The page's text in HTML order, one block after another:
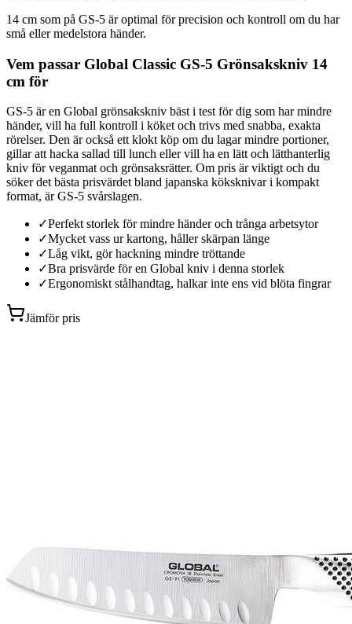
14 cm som på GS-5 är optimal för precision och kontroll om du har
små eller medelstora händer.
Vem passar Global Classic GS-5 Grönsakskniv 14
cm för
GS-5 är en Global grönsakskniv bäst i test för dig som har mindre
händer, vill ha full kontroll i köket och trivs med snabba, exakta
rörelser. Den är också ett klokt köp om du lagar mindre portioner,
gillar att hacka sallad till lunch eller vill ha en lätt och lätthanterlig
kniv för veganmat och grönsaksrätter. Om pris är viktigt och du
söker det bästa prisvärdet bland japanska köksknivar i kompakt
format, är GS-5 svårslagen.
✓Perfekt storlek för mindre händer och trånga arbetsytor
✓Mycket vass ur kartong, håller skärpan länge
✓Låg vikt, gör hackning mindre tröttande
✓Bra prisvärde för en Global kniv i denna storlek
✓Ergonomiskt stålhandtag, halkar inte ens vid blöta fingrar
Jämför pris